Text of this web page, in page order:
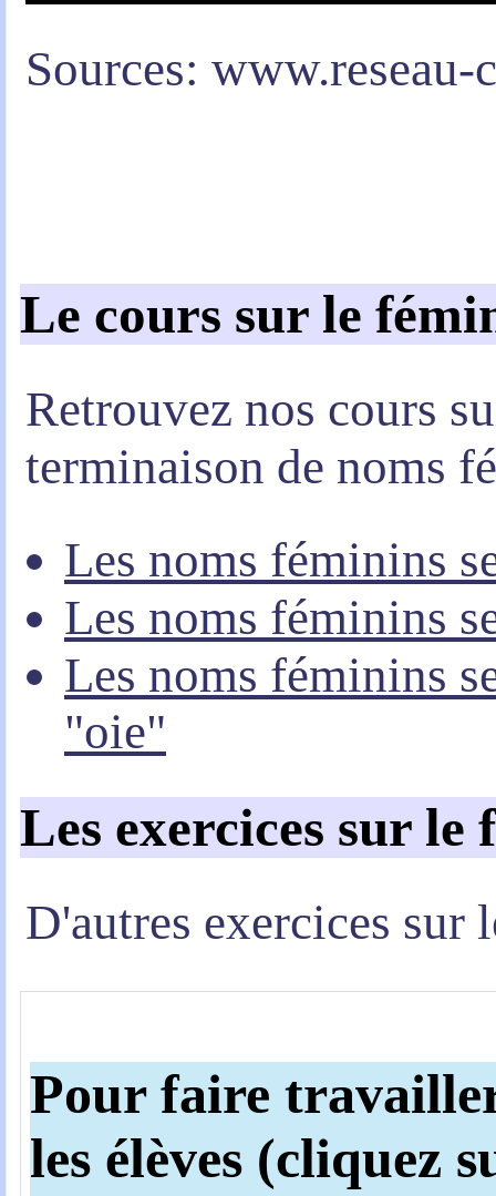
Sources: www.reseau-
Le cours sur le
Retrouvez nos cours
terminaison de noms
Les noms féminins
Les noms féminins
Les noms féminins
"oie"
Les exercices sur
D'autres exercices sur
Pour faire
les élèves (cliquez